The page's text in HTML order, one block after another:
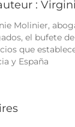
:
Molinier,
el bufete
que
y España